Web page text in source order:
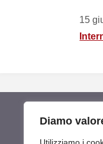
Diamo
15